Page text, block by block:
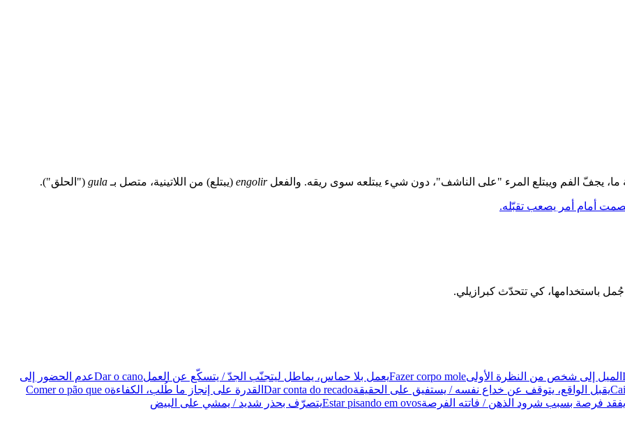
يجفّ الفم ويبتلع المرء "على الناشف"، دون شيء يبتلعه سوى ريقه. والفعلengolir (يبتلع) من اللاتينية، متصل بـ gula ("الحلق").
أمام أمر يصعب تقبّله.
الميل إلى شخص من النظرة الأولىFazer corpo moleيعمل بلا حماس، يماطل ليتجنّب الجدّ / يتسكّع عن العملDar o canoعدم الحضور إلى
يقبل الواقع، يتوقف عن خداع نفسه / يستفيق على الحقيقةDar conta do recado القدرة على إنجاز ما طُلب، الكفاءةComer o pão que o
يفقد فرصة بسبب شرود الذهن / فاتته الفرصةEstar pisando em ovosيتصرّف بحذر شديد / يمشي على البيض